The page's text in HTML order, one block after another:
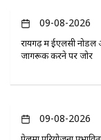
09-08-2026
रायगढ़ में ईएलसी नोडल
जागरूक करने पर जोर
09-08-2026